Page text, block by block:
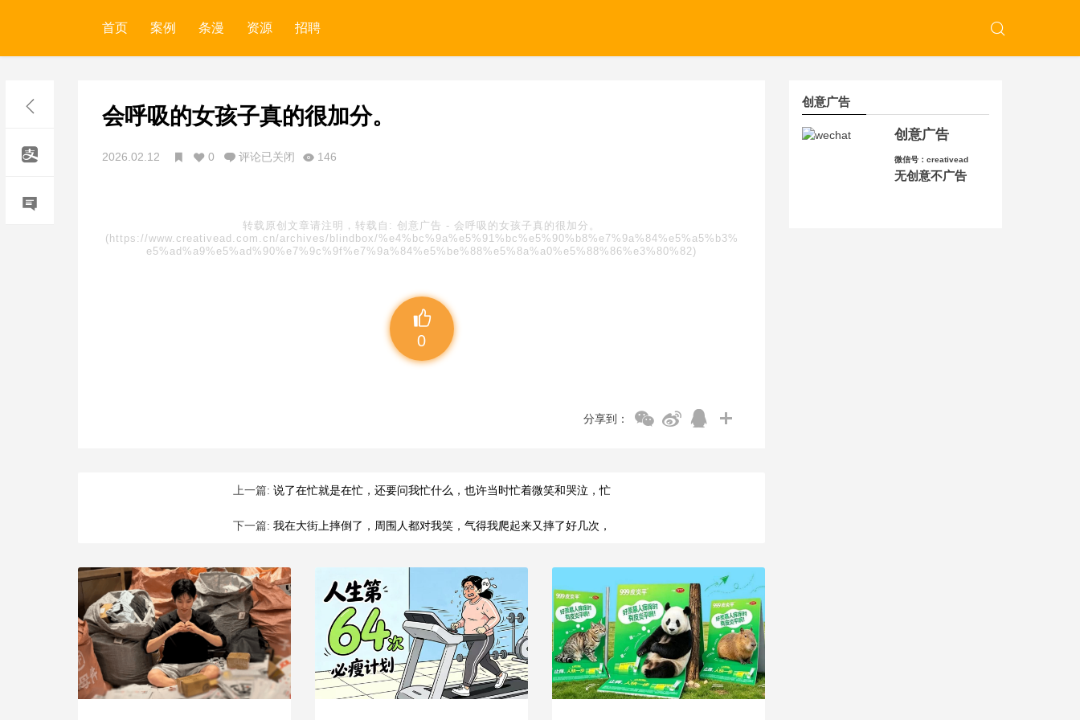
首页 案例 条漫 资源 招聘
会呼吸的女孩子真的很加分。
2026.02.12 0 评论已关闭 146
转载原创文章请注明，转载自: 创意广告 - 会呼吸的女孩子真的很加分。
(https://www.creativead.com.cn/archives/blindbox/%e4%bc%9a%e5%91%bc%e5%90%b8%e7%9a%84%e5%a5%b3%
e5%ad%a9%e5%ad%90%e7%9c%9f%e7%9a%84%e5%be%88%e5%8a%a0%e5%88%86%e3%80%82)
0
分享到：
上一篇: 说了在忙就是在忙，还要问我忙什么，也许当时忙着微笑和哭泣，忙
下一篇: 我在大街上摔倒了，周围人都对我笑，气得我爬起来又摔了好几次，
创意广告
创意广告
微信号：creativead
无创意不广告